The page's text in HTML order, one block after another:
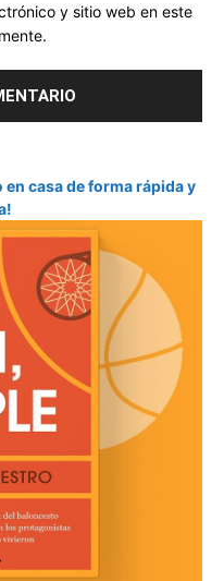
y sitio web en este
casa de forma rápida y